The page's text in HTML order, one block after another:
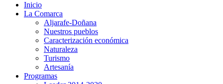
Inicio
La Comarca
Aljarafe-Doñana
Nuestros pueblos
Caracterización económica
Naturaleza
Turismo
Artesanía
Programas